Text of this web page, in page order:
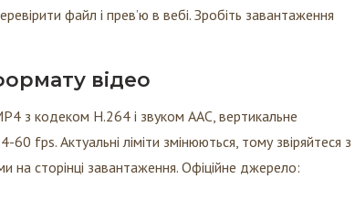
файл і прев’ю в вебі. Зробіть завантаження
відео
з кодеком H.264 і звуком AAC, вертикальне
fps. Актуальні ліміти змінюються, тому звіряйтеся з
на сторінці завантаження. Офіційне джерело: